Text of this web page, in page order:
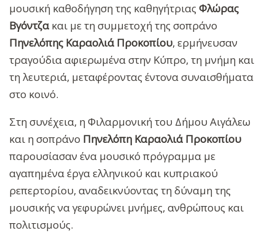
μουσική καθοδήγηση της καθηγήτριας Φλώρας
Βγόντζα και με τη συμμετοχή της σοπράνο
Πηνελόπης Καραολιά Προκοπίου, ερμήνευσαν
τραγούδια αφιερωμένα στην Κύπρο, τη μνήμη και
τη λευτεριά, μεταφέροντας έντονα συναισθήματα
στο κοινό.
Στη συνέχεια, η Φιλαρμονική του Δήμου Αιγάλεω
και η σοπράνο Πηνελόπη Καραολιά Προκοπίου
παρουσίασαν ένα μουσικό πρόγραμμα με
αγαπημένα έργα ελληνικού και κυπριακού
ρεπερτορίου, αναδεικνύοντας τη δύναμη της
μουσικής να γεφυρώνει μνήμες, ανθρώπους και
πολιτισμούς.